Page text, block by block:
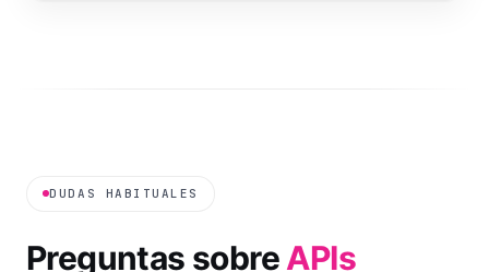
DUDAS HABITUALES
Preguntas sobreAPIs